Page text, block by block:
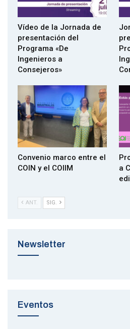
Vídeo de la Jornada de
presentación del
Programa «De
Ingenieros a
Consejeros»
Convenio marco entre el
COIN y el COIIM
a
ANT. SIG.
Newsletter
Eventos